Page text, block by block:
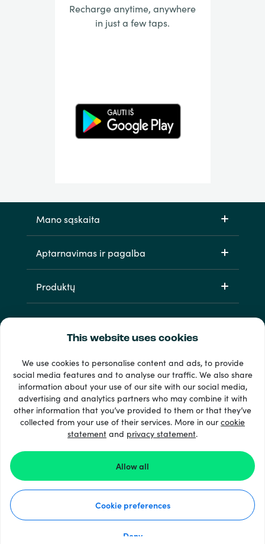
This website uses cookies
We use cookies to personalise content and ads, to provide
social media features and to analyse our traffic. We also share
information about your use of our site with our social media,
advertising and analytics partners who may combine it with
other information that you’ve provided to them or that they’ve
collected from your use of their services. More in ourcookie
statement and privacy statement.
Allow all
Cookie preferences
Deny
Recharge anytime, anywhere
in just a few taps.
Mano sąskaita
Aptarnavimas ir pagalba
Produktų
33 + mokėjimo metodai
Matyti viską
Kaip tai veikia
Pareiškimas apie privatumo apsaugą